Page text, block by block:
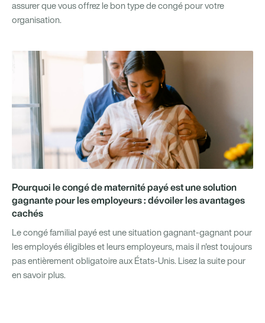
assurer que vous offrez le bon type de congé pour votre
organisation.
Pourquoi le congé de maternité payé est une solution
gagnante pour les employeurs : dévoiler les avantages
cachés
Le congé familial payé est une situation gagnant-gagnant pour
les employés éligibles et leurs employeurs, mais il n'est toujours
pas entièrement obligatoire aux États-Unis. Lisez la suite pour
en savoir plus.